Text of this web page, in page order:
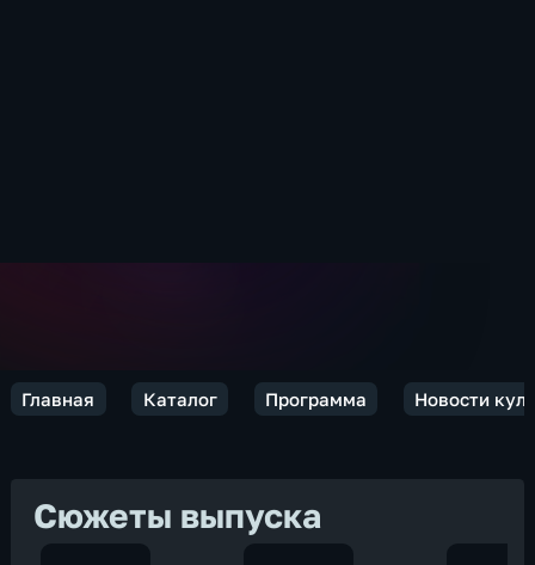
Главная Каталог Программа Новости
Сюжеты выпуска